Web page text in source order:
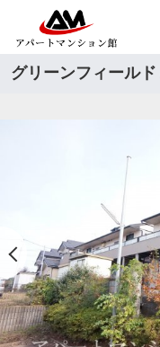
グリーンフィールド